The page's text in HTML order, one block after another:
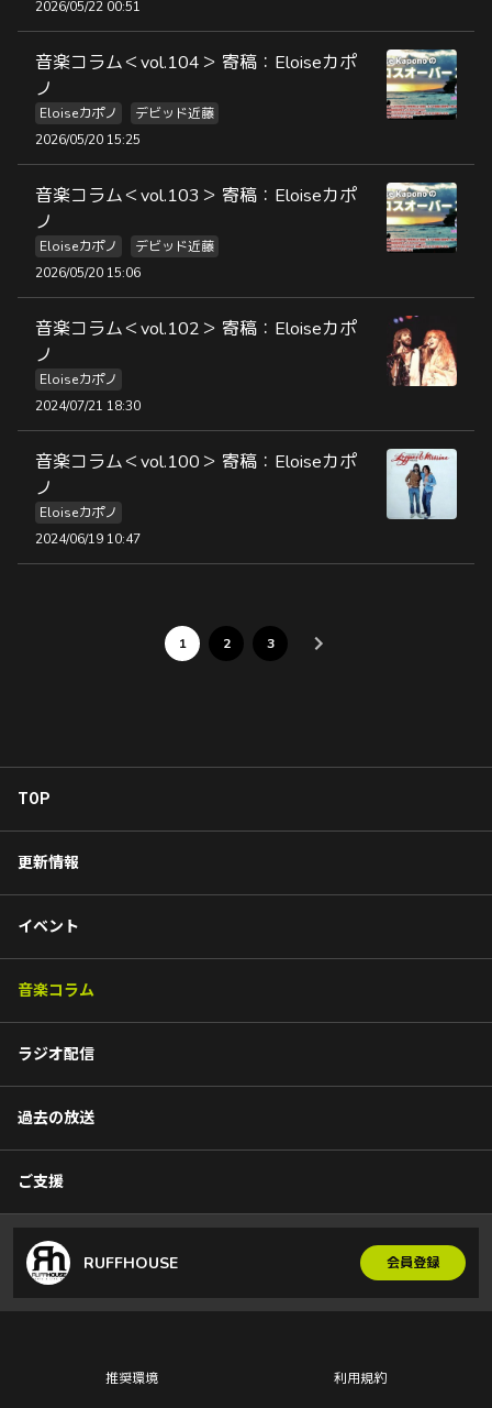
2026/05/22 00:51
音楽コラム＜vol.104＞ 寄稿：Eloiseカポ
ノ
Eloiseカポノ
デビッド近藤
2026/05/20 15:25
音楽コラム＜vol.103＞ 寄稿：Eloiseカポ
ノ
Eloiseカポノ
デビッド近藤
2026/05/20 15:06
音楽コラム＜vol.102＞ 寄稿：Eloiseカポ
ノ
Eloiseカポノ
2024/07/21 18:30
音楽コラム＜vol.100＞ 寄稿：Eloiseカポ
ノ
Eloiseカポノ
2024/06/19 10:47
1 2 3
TOP
更新情報
イベント
音楽コラム
ラジオ配信
過去の放送
ご支援
RUFFHOUSE 会員登録
推奨環境 利用規約